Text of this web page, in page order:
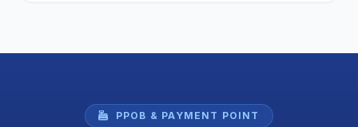
PPOB & PAYMENT POINT